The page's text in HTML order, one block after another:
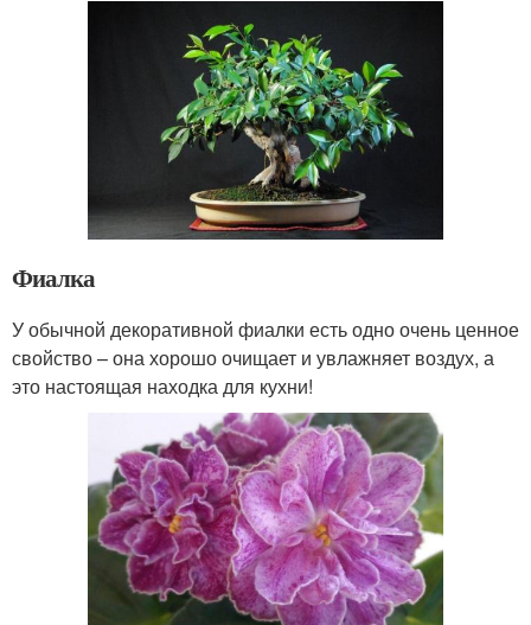
Фиалка
У обычной декоративной фиалки есть одно очень ценное
свойство – она хорошо очищает и увлажняет воздух, а
это настоящая находка для кухни!